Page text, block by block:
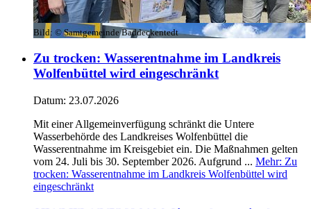
Bild: © Samtgemeinde Baddeckentedt
Zu trocken: Wasserentnahme im Landkreis
Wolfenbüttel wird eingeschränkt
Datum: 23.07.2026
Mit einer Allgemeinverfügung schränkt die Untere
Wasserbehörde des Landkreises Wolfenbüttel die
Wasserentnahme im Kreisgebiet ein. Die Maßnahmen gelten
vom 24. Juli bis 30. September 2026. Aufgrund ... Mehr: Zu
trocken: Wasserentnahme im Landkreis Wolfenbüttel wird
eingeschränkt